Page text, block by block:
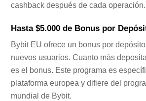
cashback después de cada operación.
Hasta $5.000 de Bonus por
Bybit EU ofrece un bonus por
nuevos usuarios. Cuanto más
es el bonus. Este programa es
plataforma europea y difiere del
mundial de Bybit.